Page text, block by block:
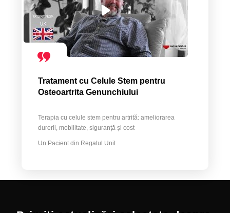
Tratament cu Celule Stem pentru
Osteoartrita Genunchiului
Terapia cu celule stem pentru artrită: ameliorarea
durerii, mobilitate, siguranță și cost
Un Pacient din Regatul Unit